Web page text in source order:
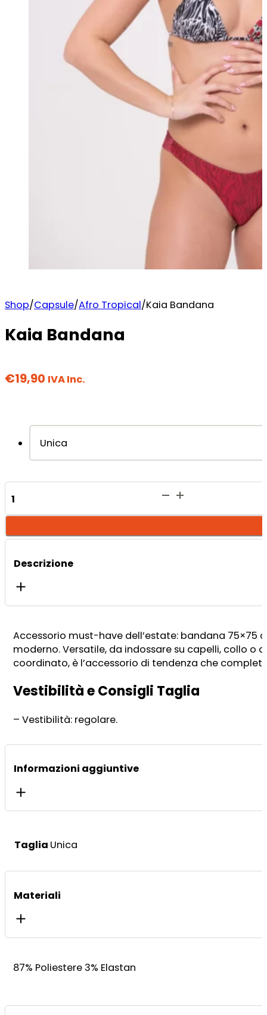
Shop/Capsule/Afro Tropical/Kaia Bandana
Kaia Bandana
€19,90 IVA Inc.
Unica
Kaia
Descrizione
Accessorio must-have dell’estate: bandana 75×75
moderno. Versatile, da indossare su capelli, collo
coordinato, è l’accessorio di tendenza che
Vestibilità e Consigli Taglia
– Vestibilità: regolare.
Informazioni aggiuntive
Taglia Unica
Materiali
87% Poliestere 3% Elastan